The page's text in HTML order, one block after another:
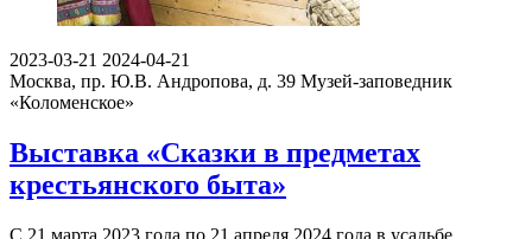
2023-03-21 2024-04-21
Москва, пр. Ю.В. Андропова, д. 39 Музей-заповедник
«Коломенское»
Выставка «Сказки в предметах
крестьянского быта»